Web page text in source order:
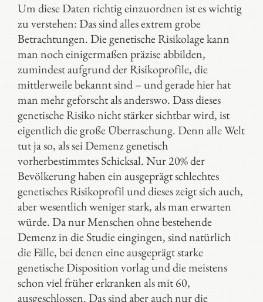
Um diese Daten richtig einzuordnen ist es wichtig
zu verstehen: Das sind alles extrem grobe
Betrachtungen. Die genetische Risikolage kann
man noch einigermaßen präzise abbilden,
zumindest aufgrund der Risikoprofile, die
mittlerweile bekannt sind – und gerade hier hat
man mehr geforscht als anderswo. Dass dieses
genetische Risiko nicht stärker sichtbar wird, ist
eigentlich die große Überraschung. Denn alle Welt
tut ja so, als sei Demenz genetisch
vorherbestimmtes Schicksal. Nur 20% der
Bevölkerung haben ein ausgeprägt schlechtes
genetisches Risikoprofil und dieses zeigt sich auch,
aber wesentlich weniger stark, als man erwarten
würde. Da nur Menschen ohne bestehende
Demenz in die Studie eingingen, sind natürlich
die Fälle, bei denen eine ausgeprägt starke
genetische Disposition vorlag und die meistens
schon viel früher erkranken als mit 60,
ausgeschlossen. Das sind aber auch nur die